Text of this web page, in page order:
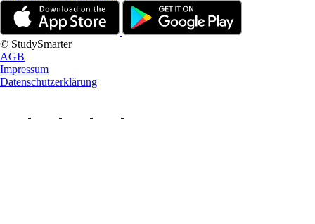
© StudySmarter
AGB
Impressum
Datenschutzerklärung